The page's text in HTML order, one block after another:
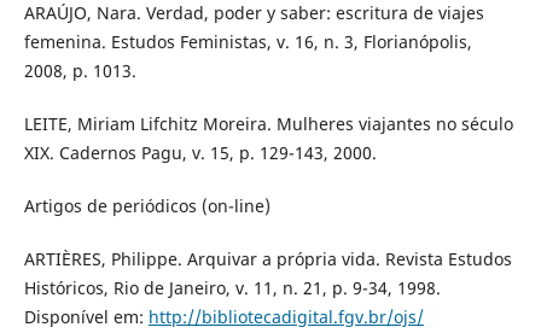
ARAÚJO, Nara. Verdad, poder y saber: escritura de viajes
femenina. Estudos Feministas, v. 16, n. 3, Florianópolis,
2008, p. 1013.
LEITE, Miriam Lifchitz Moreira. Mulheres viajantes no século
XIX. Cadernos Pagu, v. 15, p. 129-143, 2000.
Artigos de periódicos (on-line)
ARTIÈRES, Philippe. Arquivar a própria vida. Revista Estudos
Históricos, Rio de Janeiro, v. 11, n. 21, p. 9-34, 1998.
Disponível em: http://bibliotecadigital.fgv.br/ojs/